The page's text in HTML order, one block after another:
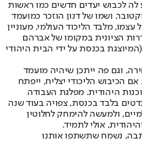
לה לכבוש יעדים חדשים כמו ראשות
ושמו של דנון הוזכר כמועמד
עצמו, מלבד הליכוד העולמי, מעוניין
הציונית במקומו של אברהם
בכנסת על ידי הבית היהודי
וגם פה ייתכן שיהיה מועמד
הכיבוש הליכודי יצליח, ייפתח
היהודית. מפלגת העבודה
בלבד בכנסת, צפויה בעוד שנה
ולמעשה להימחק לחלוטין
אולי לתמיד.
נשמח שתשתפו אותנו